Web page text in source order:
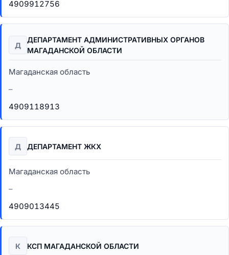
4909912756
Д
ДЕПАРТАМЕНТ АДМИНИСТРАТИВНЫХ ОРГАНОВ
МАГАДАНСКОЙ ОБЛАСТИ
Магаданская область
–
4909118913
Д ДЕПАРТАМЕНТ ЖКХ
Магаданская область
–
4909013445
К КСП МАГАДАНСКОЙ ОБЛАСТИ